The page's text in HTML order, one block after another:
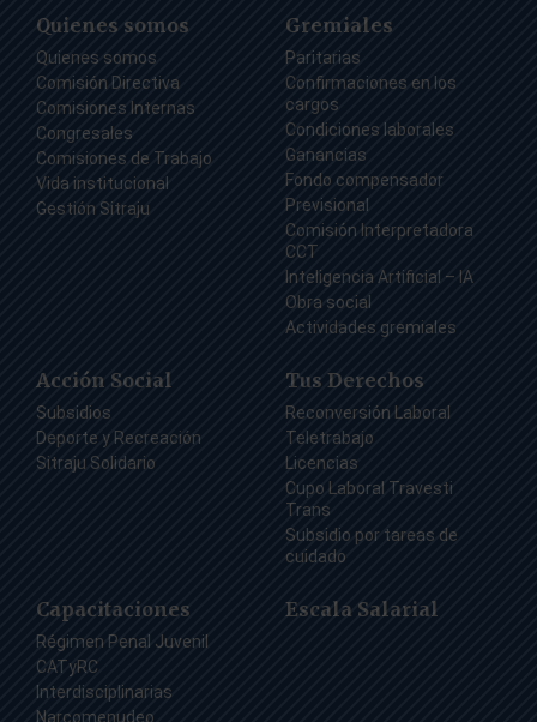
Quienes somos
Quienes somos
Comisión Directiva
Comisiones Internas
Congresales
Comisiones de Trabajo
Vida institucional
Gestión Sitraju
Gremiales
Paritarias
Confirmaciones en los
cargos
Condiciones laborales
Ganancias
Fondo compensador
Previsional
Comisión Interpretadora
CCT
Inteligencia Artificial – IA
Obra social
Actividades gremiales
Acción Social
Subsidios
Deporte y Recreación
Sitraju Solidario
Tus Derechos
Reconversión Laboral
Teletrabajo
Licencias
Cupo Laboral Travesti
Trans
Subsidio por tareas de
cuidado
Capacitaciones
Régimen Penal Juvenil
CATyRC
Interdisciplinarias
Narcomenudeo
Escala Salarial